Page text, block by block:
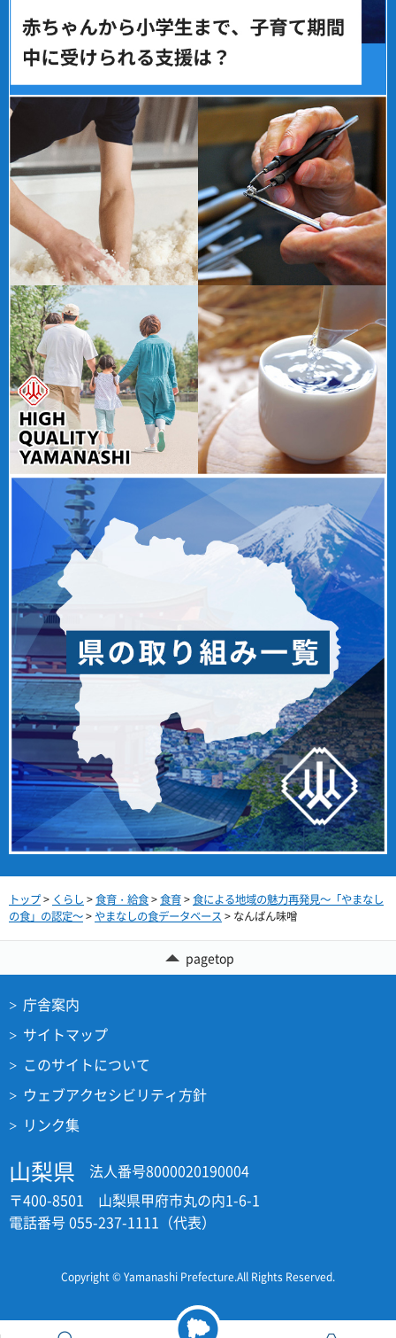
トップ> くらし >食育・給食>食育>食による地域の魅力再発見～「やまなし
の食」の認定～> やまなしの食データベース > なんばん味噌
pagetop
庁舎案内
サイトマップ
このサイトについて
ウェブアクセシビリティ方針
リンク集
山梨県
法人番号8000020190004
〒400-8501 山梨県甲府市丸の内1-6-1
電話番号 055-237-1111（代表）
Copyright © Yamanashi Prefecture.All Rights Reserved.